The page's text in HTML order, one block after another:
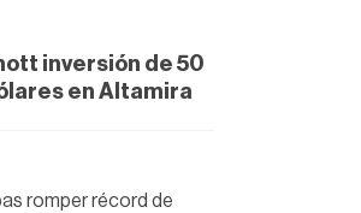
inversión de 50
en Altamira
romper récord de